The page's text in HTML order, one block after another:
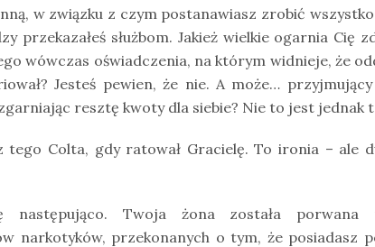
w związku z czym postanawiasz zrobić
przekazałeś służbom. Jakież wielkie ogarnia Cię
wówczas oświadczenia, na którym widnieje, że
Jesteś pewien, że nie. A może…
resztę kwoty dla siebie? Nie to jest jednak
tego Colta, gdy ratował Gracielę. To ironia – ale
następująco. Twoja żona została porwana
narkotyków, przekonanych o tym, że posiadasz